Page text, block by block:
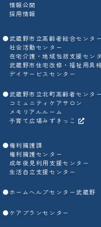
情報公開
採用情報
●武蔵野市立高齢者総合センター
社会活動センター
在宅介護・地域包括支援セン
武蔵野市住宅改修・福祉用具
デイサービスセンター
●武蔵野市立北町高齢者センター
コミュニティケアサロン
メモリアルルーム
子育て広場みずきっこ
●権利擁護課
権利擁護センター
成年後見利用支援センター
生活自立支援センター
●ホームヘルプセンター武蔵野
●ケアプランセンター